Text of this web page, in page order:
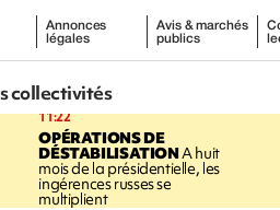
Annonces
légales
Avis & marchés
publics
collectivités
11:22
OPÉRATIONS DE
DÉSTABILISATIONA huit
mois de la présidentielle, les
ingérences russes se
multiplient